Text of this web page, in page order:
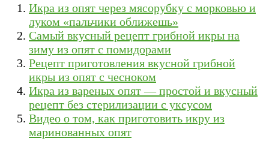
Икра из опят через мясорубку с морковью и
луком «пальчики оближешь»
Самый вкусный рецепт грибной икры на
зиму из опят с помидорами
Рецепт приготовления вкусной грибной
икры из опят с чесноком
Икра из вареных опят — простой и вкусный
рецепт без стерилизации с уксусом
Видео о том, как приготовить икру из
маринованных опят